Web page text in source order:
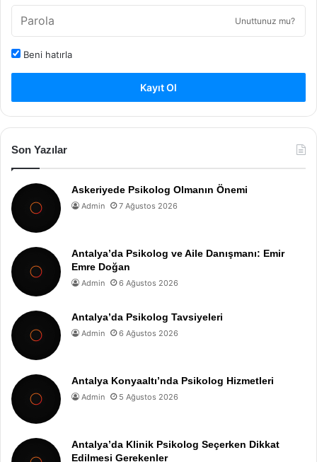
Unuttunuz mu?
Beni hatırla
Kayıt Ol
Son Yazılar
Askeriyede Psikolog Olmanın Önemi
Admin 7 Ağustos 2026
Antalya’da Psikolog ve Aile Danışmanı: Emir
Emre Doğan
Admin 6 Ağustos 2026
Antalya’da Psikolog Tavsiyeleri
Admin 6 Ağustos 2026
Antalya Konyaaltı’nda Psikolog Hizmetleri
Admin 5 Ağustos 2026
Antalya’da Klinik Psikolog Seçerken Dikkat
Edilmesi Gerekenler